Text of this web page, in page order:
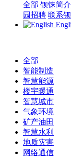
全部 钡铼简介
园招聘 联系
全部
智能制造
智慧能源
楼宇暖通
智慧城市
气象环境
矿产油田
智慧水利
地质灾害
网络通信